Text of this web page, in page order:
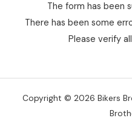
The form has been
There has been some
Please verify
Copyright © 2026 Bikers